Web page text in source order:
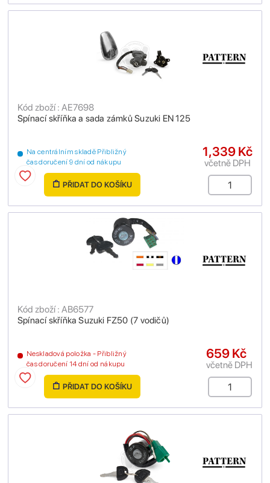
Spínací skříňka a sada zámků Suzuki EN 125
Kód zboží : AE7698
Na centrálním skladě Přibližný
čas doručení 9 dní od nákupu
1,339 Kč
včetně DPH
PŘIDAT DO KOŠÍKU
Spínací skříňka Suzuki FZ50 (7 vodičů)
Kód zboží : AB6577
Neskladová položka - Přibližný
čas doručení 14 dní od nákupu
659 Kč
včetně DPH
PŘIDAT DO KOŠÍKU